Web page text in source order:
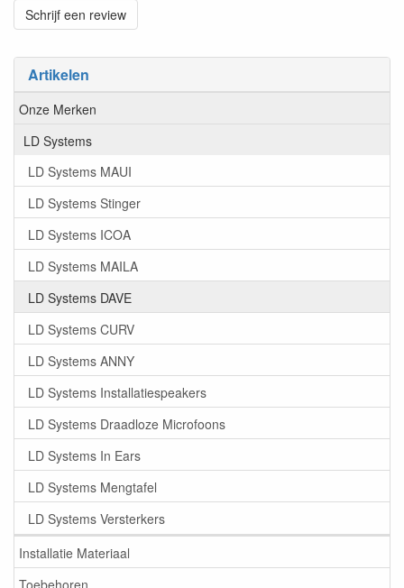
Artikelen
Onze Merken
LD Systems
LD Systems MAUI
LD Systems Stinger
LD Systems ICOA
LD Systems MAILA
LD Systems DAVE
LD Systems CURV
LD Systems ANNY
LD Systems Installatiespeakers
LD Systems Draadloze Microfoons
LD Systems In Ears
LD Systems Mengtafel
LD Systems Versterkers
Installatie Materiaal
Toebehoren
Schrijf een review